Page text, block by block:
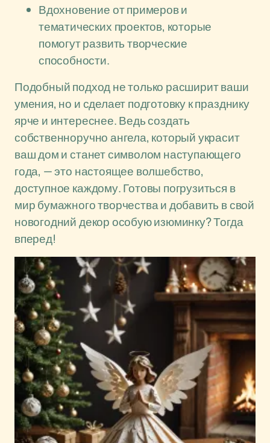
Вдохновение от примеров и
тематических проектов, которые
помогут развить творческие
способности.
Подобный подход не только расширит ваши
умения, но и сделает подготовку к празднику
ярче и интереснее. Ведь создать
собственноручно ангела, который украсит
ваш дом и станет символом наступающего
года, — это настоящее волшебство,
доступное каждому. Готовы погрузиться в
мир бумажного творчества и добавить в свой
новогодний декор особую изюминку? Тогда
вперед!